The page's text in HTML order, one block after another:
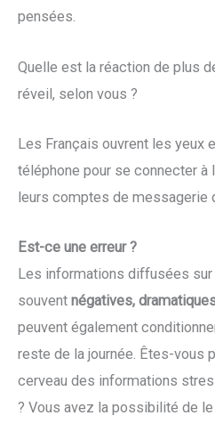
pensées.
Quelle est la réaction de plus
réveil, selon vous ?
Les Français ouvrent les yeux
téléphone pour se connecter à
leurs comptes de messagerie
Est-ce une erreur ?
Les informations diffusées
souvent négatives,
peuvent également
reste de la journée. Êtes-vous
cerveau des informations
? Vous avez la possibilité de le